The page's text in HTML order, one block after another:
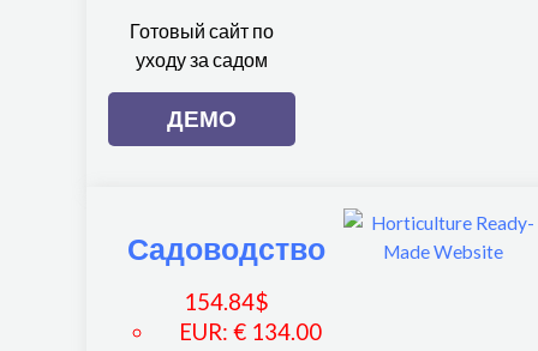
Готовый сайт по
уходу за садом
ДЕМО
Садоводство
154.84$
EUR: € 134.00